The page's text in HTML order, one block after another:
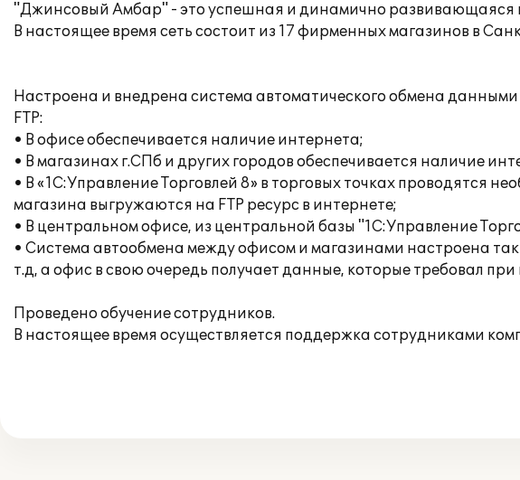
"Джинсовый Амбар" - это успешная и динамично развивающаяся
В настоящее время сеть состоит из 17 фирменных магазинов в
Настроена и внедрена система автоматического обмена
FTP:
• В офисе обеспечивается наличие интернета;
• В магазинах г.СПб и других городов обеспечивается наличие
• В «1С:Управление Торговлей 8» в торговых точках проводятся
магазина выгружаются на FTP ресурс в интернете;
• В центральном офисе, из центральной базы "1С:Управление
• Система автообмена между офисом и магазинами настроена
т.д, а офис в свою очередь получает данные, которые требовал
Проведено обучение сотрудников.
В настоящее время осуществляется поддержка сотрудниками